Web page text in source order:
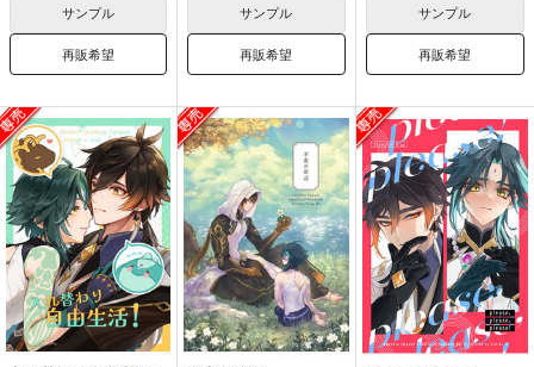
サンプル
再販希望
サンプル
再販希望
サンプル
再販希望